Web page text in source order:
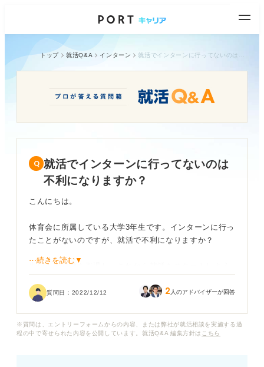
トップ 就活Q&A インターン
就活でインターンに行ってないのは
不利になりますか？
こんにちは。
体育会に所属している大学3年生です。インターンに行っ
たことがないのですが、就活で不利になりますか？
先日、部活動を引退し、これから就活をスタートしよう
⋯続きを読む▼
質問日： 2022/12/12 2 人のアドバイザーが回答
※質問は、エントリーフォームからの内容、または弊社が就活相談を実施する過
程の中で寄せられた内容を公開しています。就活Q&A 編集方針は こちら